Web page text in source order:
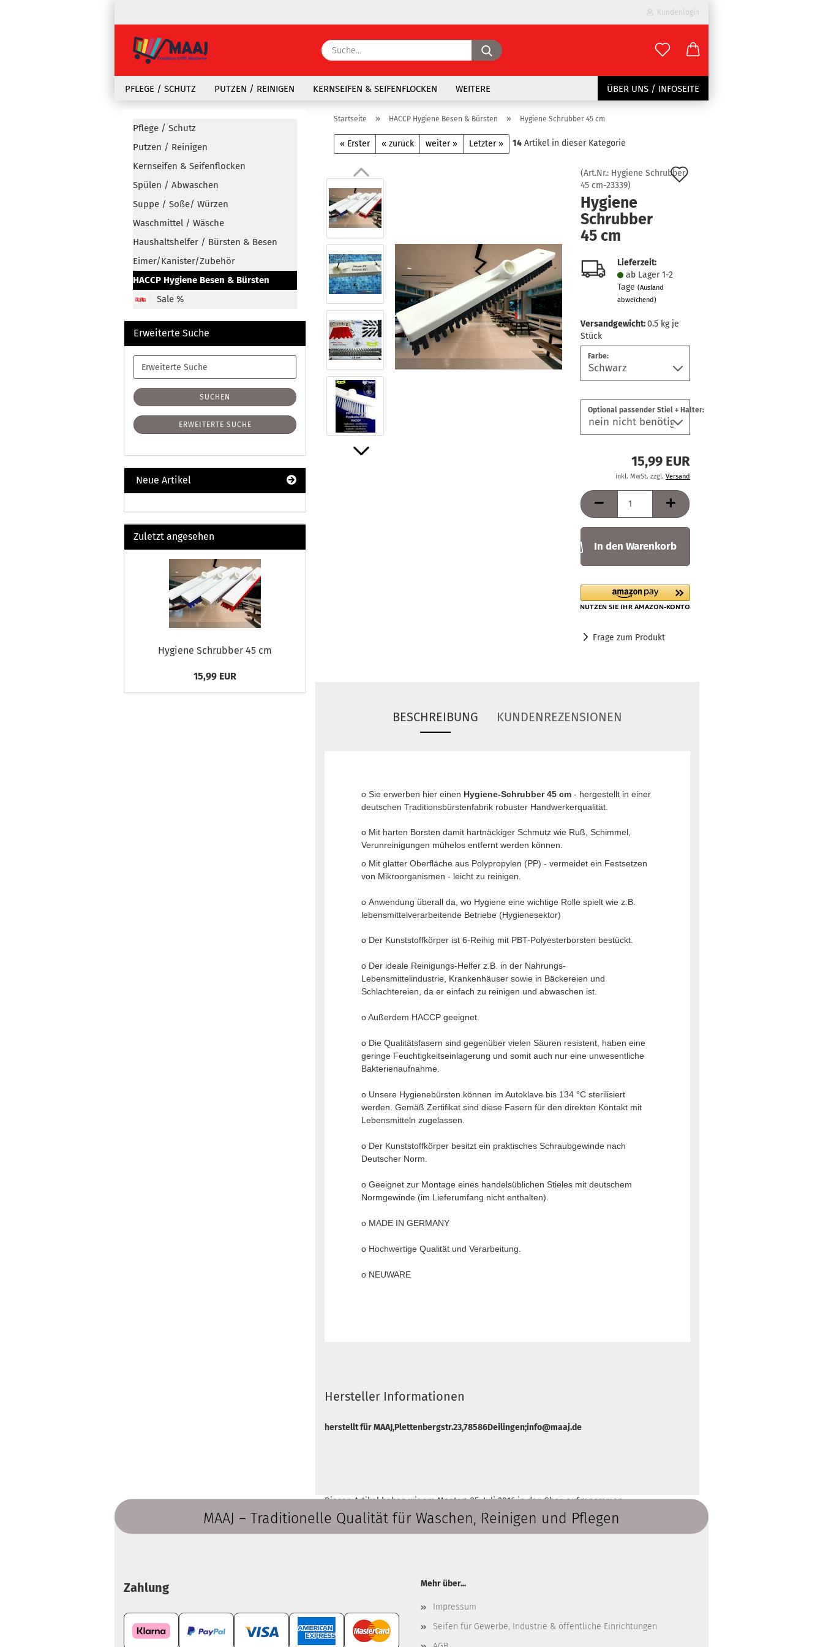
Kundenlogin
Passwort
Konto erstellen
Passwort vergessen?
Suche...
PFLEGE / SCHUTZ PUTZEN / REINIGEN KERNSEIFEN & SEIFENFLOCKEN ÜBER UNS / INFOSEITE
WEITERE
Startseite » HACCP Hygiene Besen & Bürsten » Hygiene Schrubber 45 cm
« Erster « zurück weiter » Letzter » 14 Artikel in dieser Kategorie
(Art.Nr.: Hygiene Schrubber
45 cm-23339)
Hygiene
Schrubber
45 cm
Lieferzeit:
ab Lager 1-2
Tage(Ausland
abweichend)
Versandgewicht:0.5 kg je
Stück
Farbe:
Optional passender Stiel + Halter:
15,99 EUR
inkl. MwSt. zzgl. Versand
In den Warenkorb
Frage zum Produkt
BESCHREIBUNG KUNDENREZENSIONEN
o Sie erwerben hier einen Hygiene-Schrubber 45 cm - hergestellt in einer
deutschen Traditionsbürstenfabrik robuster Handwerkerqualität.
o Mit harten Borsten damit hartnäckiger Schmutz wie Ruß, Schimmel,
Verunreinigungen mühelos entfernt werden können.
o Mit glatter Oberfläche aus Polypropylen (PP) - vermeidet ein Festsetzen
von Mikroorganismen - leicht zu reinigen.
o Anwendung überall da, wo Hygiene eine wichtige Rolle spielt wie z.B.
lebensmittelverarbeitende Betriebe (Hygienesektor)
o Der Kunststoffkörper ist 6-Reihig mit PBT-Polyesterborsten bestückt.
o Der ideale Reinigungs-Helfer z.B. in der Nahrungs-
Lebensmittelindustrie, Krankenhäuser sowie in Bäckereien und
Schlachtereien, da er einfach zu reinigen und abwaschen ist.
o Außerdem HACCP geeignet.
o Die Qualitätsfasern sind gegenüber vielen Säuren resistent, haben eine
geringe Feuchtigkeitseinlagerung und somit auch nur eine unwesentliche
Bakterienaufnahme.
o Unsere Hygienebürsten können im Autoklave bis 134 °C sterilisiert
werden. Gemäß Zertifikat sind diese Fasern für den direkten Kontakt mit
Lebensmitteln zugelassen.
o Der Kunststoffkörper besitzt ein praktisches Schraubgewinde nach
Deutscher Norm.
o Geeignet zur Montage eines handelsüblichen Stieles mit deutschem
Normgewinde (im Lieferumfang nicht enthalten).
o MADE IN GERMANY
o Hochwertige Qualität und Verarbeitung.
o NEUWARE
Hersteller Informationen
herstellt für MAAJ,Plettenbergstr.23,78586Deilingen;info@maaj.de
Diesen Artikel haben wir am Montag, 25. Juli 2016 in den Shop aufgenommen.
Pflege / Schutz
Putzen / Reinigen
Kernseifen & Seifenflocken
Spülen / Abwaschen
Suppe / Soße/ Würzen
Waschmittel / Wäsche
Haushaltshelfer / Bürsten & Besen
Eimer/Kanister/Zubehör
HACCP Hygiene Besen & Bürsten
Sale %
Erweiterte Suche
Erweiterte
Suche
SUCHEN
ERWEITERTE SUCHE
Neue Artikel
Zuletzt angesehen
Hygiene Schrubber 45 cm
15,99 EUR
MAAJ – Traditionelle Qualität für Waschen, Reinigen und Pflegen
Zahlung Mehr über...
Impressum
Seifen für Gewerbe, Industrie & öffentliche Einrichtungen